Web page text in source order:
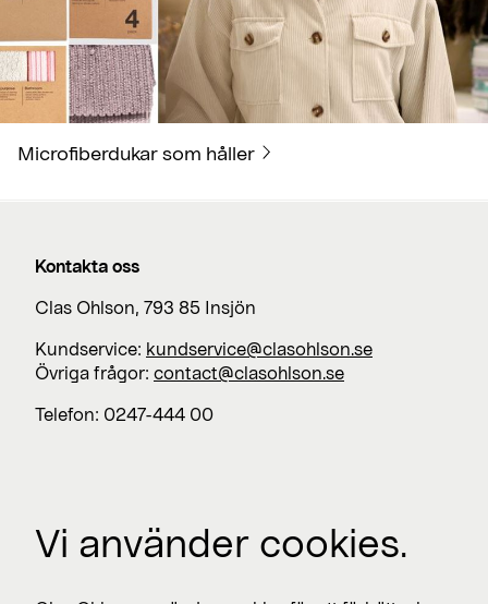
Microfiberdukar som håller
Kontakta oss
Clas Ohlson, 793 85 Insjön
Kundservice: kundservice@clasohlson.se
Övriga frågor: contact@clasohlson.se
Telefon: 0247-444 00
Lediga jobb >
Vi använder cookies.